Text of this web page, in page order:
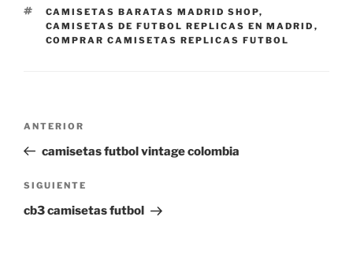
ETIQUETAS
CAMISETAS BARATAS MADRID SHOP,
CAMISETAS DE FUTBOL REPLICAS EN MADRID ,
COMPRAR CAMISETAS REPLICAS FUTBOL
entradas
Entrada
anterior:
ANTERIOR
camisetas futbol vintage colombia
Siguiente
entrada
SIGUIENTE
cb3 camisetas futbol